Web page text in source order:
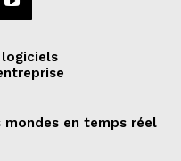
logiciels
en temps réel